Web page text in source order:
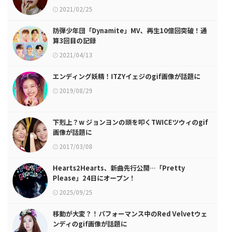
2021/02/25
防弾少年団「Dynamite」MV、再生10億回突破！通
算3回目の記録
2021/04/13
エンディング妖精！ITZYイェジのgif画像が話題に
2019/08/29
下剋上？w ジョンヨンの頭を叩くTWICEツウィのgif
画像が話題に
2017/03/08
Hearts2Hearts、新曲先行公開…「Pretty
Please」24日にオープン！
2025/09/25
移動が大変？！パフォーマンス中のRed Velvetウェ
ンディのgif画像が話題に